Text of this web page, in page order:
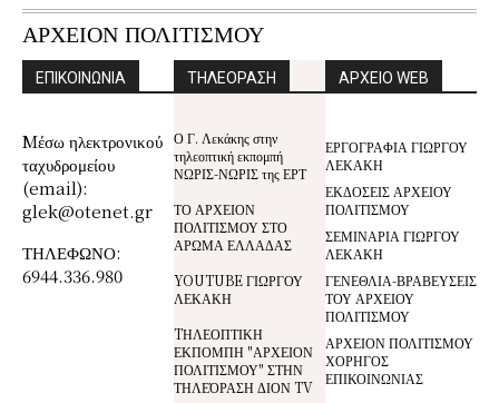
ΑΡΧΕΙΟΝ ΠΟΛΙΤΙΣΜΟΥ
ΕΠΙΚΟΙΝΩΝΙΑ
Mέσω ηλεκτρονικού
ταχυδρομείου
(email):
glek@otenet.gr
ΤΗΛΕΦΩΝΟ:
6944.336.980
ΤΗΛΕΟΡΑΣΗ
Ο Γ. Λεκάκης στην
τηλεοπτική εκπομπή
ΝΩΡΙΣ-ΝΩΡΙΣ της ΕΡΤ
ΤΟ ΑΡΧΕΙΟΝ
ΠΟΛΙΤΙΣΜΟΥ ΣΤΟ
ΑΡΩΜΑ ΕΛΛΑΔΑΣ
YOUTUBE ΓΙΩΡΓΟΥ
ΛΕΚΑΚΗ
TΗΛΕΟΠΤΙΚΗ
ΕΚΠΟΜΠΗ "ΑΡΧΕΙΟΝ
ΠΟΛΙΤΙΣΜΟΥ" ΣΤΗΝ
ΤΗΛΕΌΡΑΣΗ ΔΙΟΝ TV
ΑΡΧΕΙΟ WEB
ΕΡΓΟΓΡΑΦΙΑ ΓΙΩΡΓΟΥ
ΛΕΚΑΚΗ
ΕΚΔΟΣΕΙΣ ΑΡΧΕΙΟΥ
ΠΟΛΙΤΙΣΜΟΥ
ΣΕΜΙΝΑΡΙΑ ΓΙΩΡΓΟΥ
ΛΕΚΑΚΗ
ΓΕΝΕΘΛΙΑ-ΒΡΑΒΕΥΣΕΙΣ
ΤΟΥ ΑΡΧΕΙΟΥ
ΠΟΛΙΤΙΣΜΟΥ
ΑΡΧΕΙΟΝ ΠΟΛΙΤΙΣΜΟΥ
ΧΟΡΗΓΟΣ
ΕΠΙΚΟΙΝΩΝΙΑΣ